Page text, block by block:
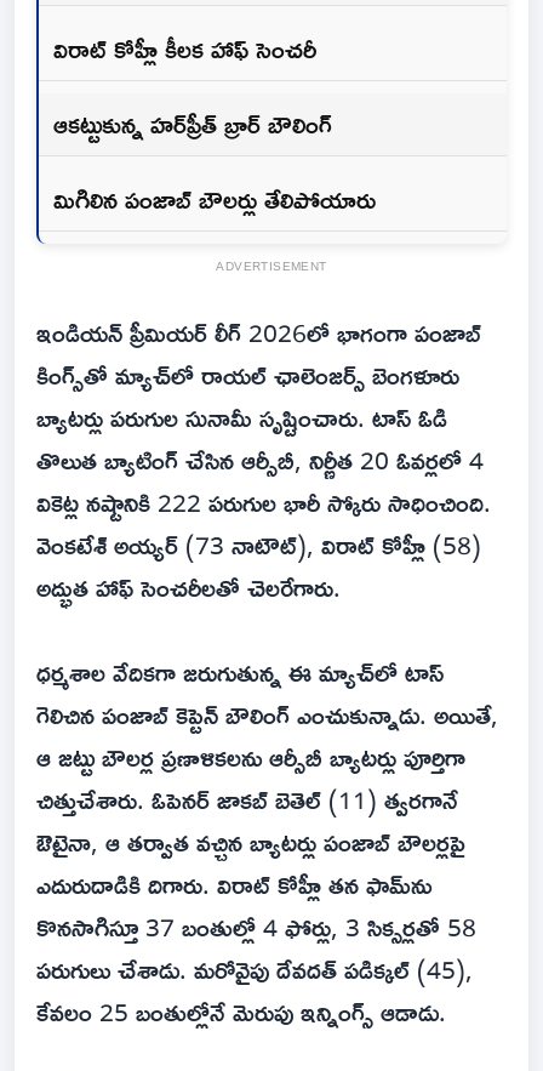
విరాట్ కోహ్లీ కీలక హాఫ్ సెంచరీ
ఆకట్టుకున్న హర్‌ప్రీత్ బ్రార్ బౌలింగ్
మిగిలిన పంజాబ్ బౌలర్లు తేలిపోయారు
ADVERTISEMENT
ఇండియన్ ప్రీమియర్ లీగ్ 2026లో భాగంగా పంజాబ్
కింగ్స్‌తో మ్యాచ్‌లో రాయల్ ఛాలెంజర్స్ బెంగళూరు
బ్యాటర్లు పరుగుల సునామీ సృష్టించారు. టాస్ ఓడి
తొలుత బ్యాటింగ్ చేసిన ఆర్సీబీ, నిర్ణీత 20 ఓవర్లలో 4
వికెట్ల నష్టానికి 222 పరుగుల భారీ స్కోరు సాధించింది.
వెంకటేశ్ అయ్యర్ (73 నాటౌట్), విరాట్ కోహ్లీ (58)
అద్భుత హాఫ్ సెంచరీలతో చెలరేగారు.
ధర్మశాల వేదికగా జరుగుతున్న ఈ మ్యాచ్‌లో టాస్
గెలిచిన పంజాబ్ కెప్టెన్ బౌలింగ్ ఎంచుకున్నాడు. అయితే,
ఆ జట్టు బౌలర్ల ప్రణాళికలను ఆర్సీబీ బ్యాటర్లు పూర్తిగా
చిత్తుచేశారు. ఓపెనర్ జాకబ్ బెతెల్ (11) త్వరగానే
ఔటైనా, ఆ తర్వాత వచ్చిన బ్యాటర్లు పంజాబ్ బౌలర్లపై
ఎదురుదాడికి దిగారు. విరాట్ కోహ్లీ తన ఫామ్‌ను
కొనసాగిస్తూ 37 బంతుల్లో 4 ఫోర్లు, 3 సిక్సర్లతో 58
పరుగులు చేశాడు. మరోవైపు దేవదత్ పడిక్కల్ (45),
కేవలం 25 బంతుల్లోనే మెరుపు ఇన్నింగ్స్ ఆడాడు.